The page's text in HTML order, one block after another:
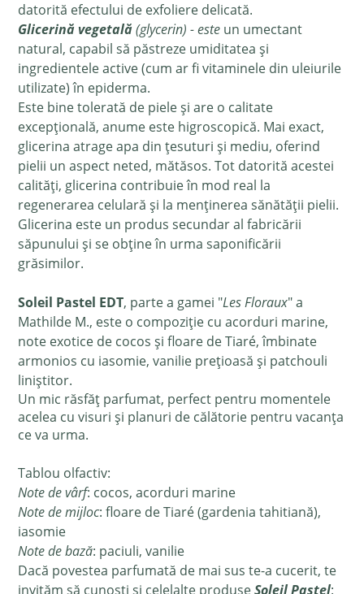
datorită efectului de exfoliere delicată.
Glicerină vegetală(glycerin) - este un umectant
natural, capabil să păstreze umiditatea și
ingredientele active (cum ar fi vitaminele din uleiurile
utilizate) în epiderma.
Este bine tolerată de piele și are o calitate
excepțională, anume este higroscopică. Mai exact,
glicerina atrage apa din țesuturi și mediu, oferind
pielii un aspect neted, mătăsos. Tot datorită acestei
calități, glicerina contribuie în mod real la
regenerarea celulară și la menținerea sănătății pielii.
Glicerina este un produs secundar al fabricării
săpunului și se obține în urma saponificării
grăsimilor.
Soleil Pastel EDT, parte a gamei "Les Floraux" a
Mathilde M., este o compoziție cu acorduri marine,
note exotice de cocos și floare deTiaré,îmbinate
armonios cu iasomie, vanilie prețioasă și patchouli
liniștitor.
Un mic răsfăț parfumat, perfect pentru momentele
acelea cu visuri și planuri de călătorie pentru vacanța
ce va urma.
Tablou olfactiv:
Note de vârf: cocos, acorduri marine
Note de mijloc: floare deTiaré (gardenia tahitiană),
iasomie
Note de bază: paciuli, vanilie
Dacă povestea parfumată de mai sus te-a cucerit, te
invităm să cunoști și celelalte produseSoleil Pastel: